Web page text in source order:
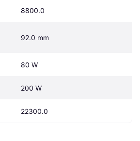
8800.0
92.0 mm
80 W
200 W
22300.0